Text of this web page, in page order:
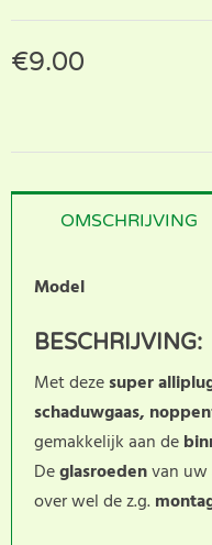
€9.00
OMSCHRIJVING
Model
BESCHRIJVING:
Met dezesuper
schaduwgaas,
gemakkelijk aan de
Deglasroedenvan
over wel de z.g.